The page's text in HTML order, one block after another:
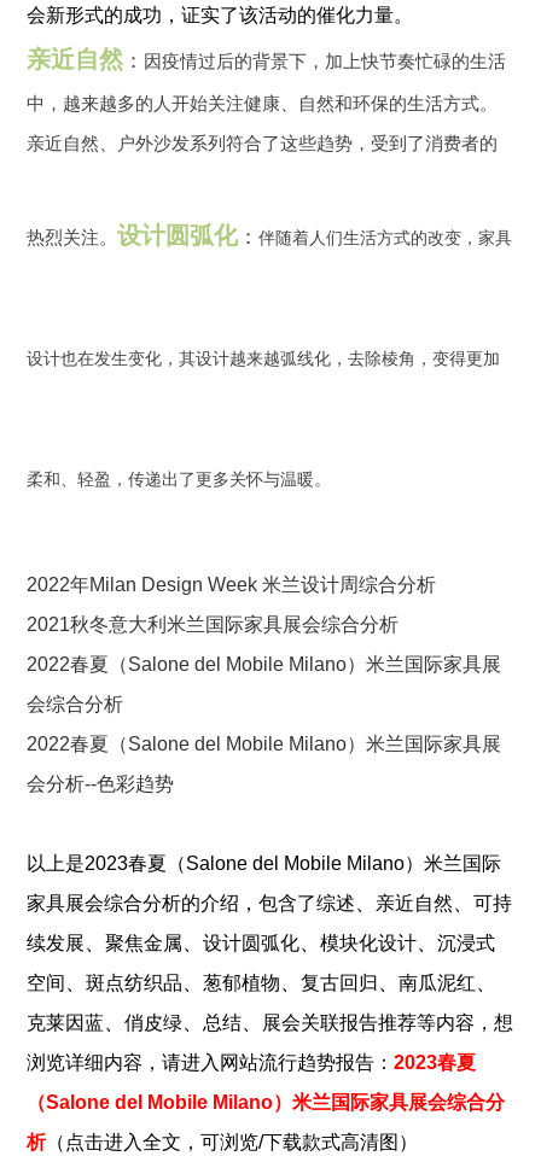
会新形式的成功，证实了该活动的催化力量。
亲近自然 ： 因疫情过后的背景下，加上快节奏忙碌的生活
中，越来越多的人开始关注健康、自然和环保的生活方式。
亲近自然、户外沙发系列符合了这些趋势，受到了消费者的
热烈关注。设计圆弧化：伴随着人们生活方式的改变，家具
设计也在发生变化，其设计越来越弧线化，去除棱角，变得更加
柔和、轻盈，传递出了更多关怀与温暖。
2022年Milan Design Week 米兰设计周综合分析
2021秋冬意大利米兰国际家具展会综合分析
2022春夏（Salone del Mobile Milano）米兰国际家具展
会综合分析
2022春夏（Salone del Mobile Milano）米兰国际家具展
会分析--色彩趋势
以上是2023春夏（Salone del Mobile Milano）米兰国际
家具展会综合分析的介绍，包含了综述、 亲近自然、可持
续发展、聚焦金属、设计圆弧化、模块化设计、沉浸式
空间 、斑点纺织品、葱郁植物、复古回归 、南瓜泥红、
克莱因蓝、俏皮绿、 总结、 展会关联报告推荐等内容，想
浏览详细内容，请进入网站流行趋势报告：2023春夏
（Salone del Mobile Milano）米兰国际家具展会综合分
析（点击进入全文，可浏览/下载款式高清图）